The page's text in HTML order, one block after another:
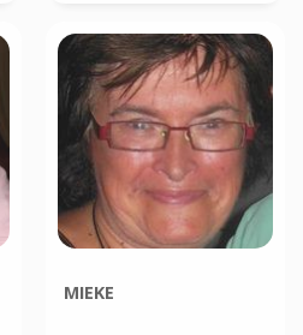
MIEKE